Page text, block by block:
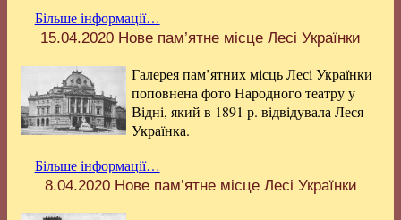
Більше інформації…
15.04.2020 Нове пам’ятне місце Лесі Українки
Галерея пам’ятних місць Лесі Українки
поповнена фото Народного театру у
Відні, який в 1891 р. відвідувала Леся
Українка.
Більше інформації…
8.04.2020Нове пам’ятне місце Лесі Українки